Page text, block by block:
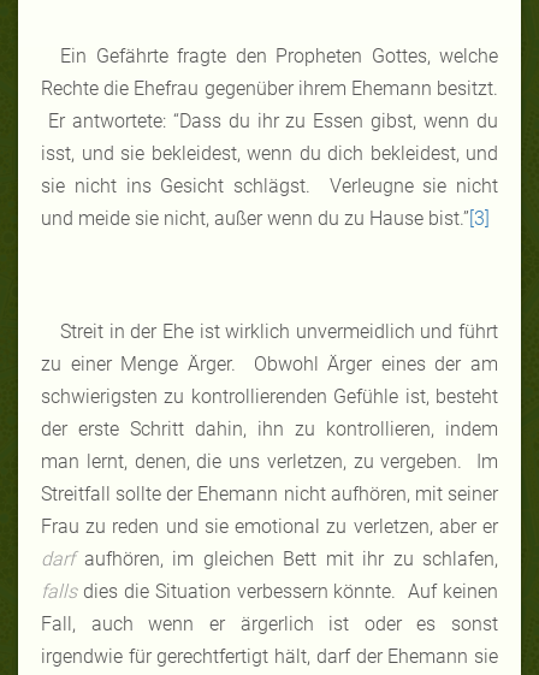
Ein Gefährte fragte den Propheten Gottes, welche
Rechte die Ehefrau gegenüber ihrem Ehemann besitzt.
Er antwortete: “Dass du ihr zu Essen gibst, wenn du
isst, und sie bekleidest, wenn du dich bekleidest, und
sie nicht ins Gesicht schlägst. Verleugne sie nicht
und meide sie nicht, außer wenn du zu Hause bist.”[3]
Streit in der Ehe ist wirklich unvermeidlich und führt
zu einer Menge Ärger. Obwohl Ärger eines der am
schwierigsten zu kontrollierenden Gefühle ist, besteht
der erste Schritt dahin, ihn zu kontrollieren, indem
man lernt, denen, die uns verletzen, zu vergeben. Im
Streitfall sollte der Ehemann nicht aufhören, mit seiner
Frau zu reden und sie emotional zu verletzen, aber er
darf aufhören, im gleichen Bett mit ihr zu schlafen,
falls dies die Situation verbessern könnte. Auf keinen
Fall, auch wenn er ärgerlich ist oder es sonst
irgendwie für gerechtfertigt hält, darf der Ehemann sie